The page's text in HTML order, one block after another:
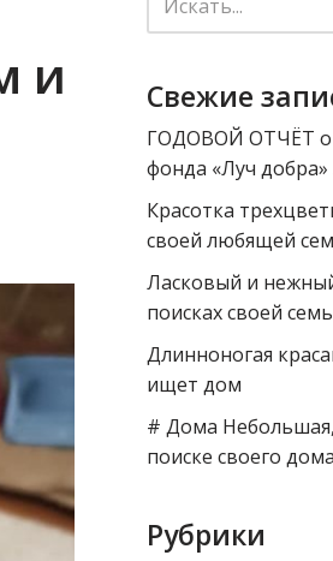
и
Свежие
ГОДОВОЙ ОТЧЁТ о
фонда «Луч добра»
Красотка
своей любящей
Ласковый и
поисках своей
Длинноногая
ищет дом
# Дома
поиске своего
Рубрики